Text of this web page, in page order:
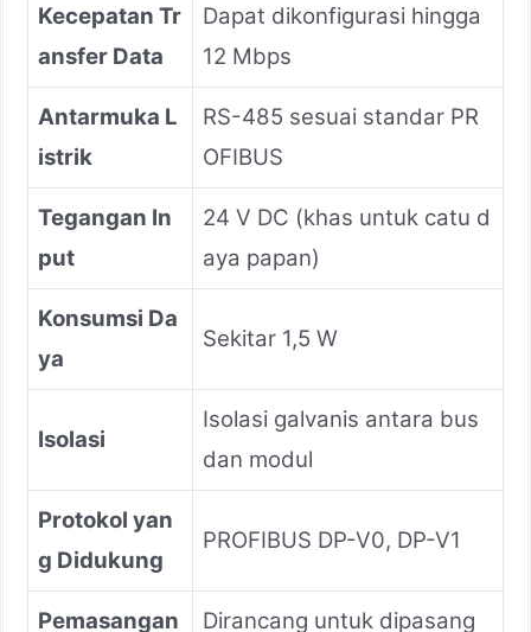
Kecepatan Tr
ansfer Data
Dapat dikonfigurasi hingga
12 Mbps
Antarmuka L
istrik
RS-485 sesuai standar PR
OFIBUS
Tegangan In
put
24 V DC (khas untuk catu d
aya papan)
Konsumsi Da
ya
Sekitar 1,5 W
Isolasi
Isolasi galvanis antara bus
dan modul
Protokol yan
g Didukung
PROFIBUS DP-V0, DP-V1
Pemasangan Dirancang untuk dipasang